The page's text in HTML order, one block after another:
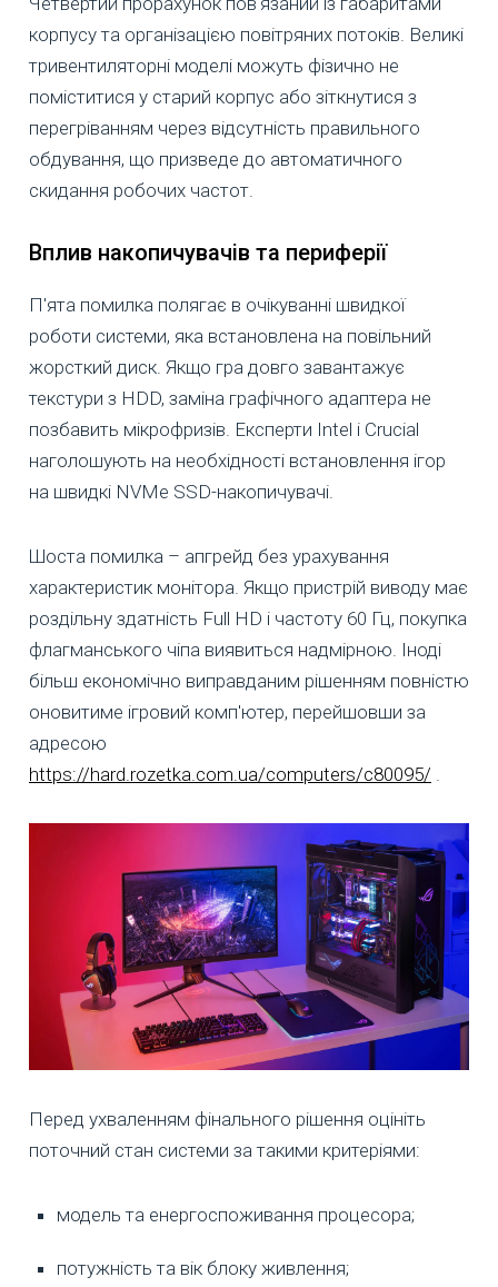
корпусу та організацією повітряних потоків. Великі
тривентиляторні моделі можуть фізично не
поміститися у старий корпус або зіткнутися з
перегріванням через відсутність правильного
обдування, що призведе до автоматичного
скидання робочих частот.
Вплив накопичувачів та периферії
П'ята помилка полягає в очікуванні швидкої
роботи системи, яка встановлена на повільний
жорсткий диск. Якщо гра довго завантажує
текстури з HDD, заміна графічного адаптера не
позбавить мікрофризів. Експерти Intel і Crucial
наголошують на необхідності встановлення ігор
на швидкі NVMe SSD-накопичувачі.
Шоста помилка – апгрейд без урахування
характеристик монітора. Якщо пристрій виводу має
роздільну здатність Full HD і частоту 60 Гц, покупка
флагманського чіпа виявиться надмірною. Іноді
більш економічно виправданим рішенням повністю
оновитиме ігровий комп'ютер, перейшовши за
адресою
https://hard.rozetka.com.ua/computers/c80095/
Перед ухваленням фінального рішення оцініть
поточний стан системи за такими критеріями:
модель та енергоспоживання процесора;
потужність та вік блоку живлення;